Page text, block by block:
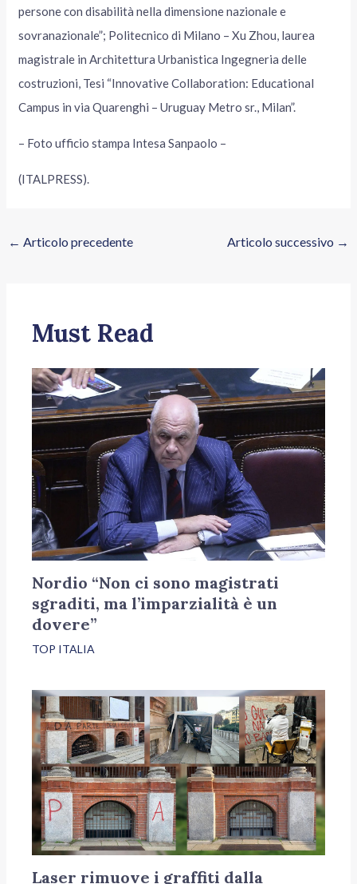
persone con disabilità nella dimensione nazionale e
sovranazionale”; Politecnico di Milano – Xu Zhou, laurea
magistrale in Architettura Urbanistica Ingegneria delle
costruzioni, Tesi “Innovative Collaboration: Educational
Campus in via Quarenghi – Uruguay Metro sr., Milan”.
– Foto ufficio stampa Intesa Sanpaolo –
(ITALPRESS).
← Articolo precedente Articolo successivo →
Must Read
Nordio “Non ci sono magistrati
sgraditi, ma l’imparzialità è un
dovere”
TOP ITALIA
Laser rimuove i graffiti dalla